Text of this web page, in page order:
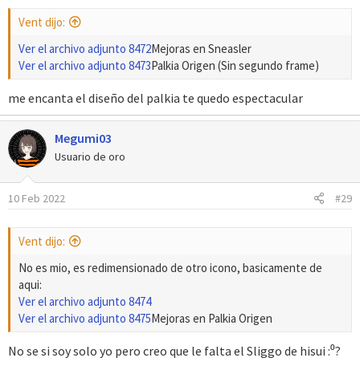
Vent dijo:
Ver el archivo adjunto 8472Mejoras en Sneasler
Ver el archivo adjunto 8473Palkia Origen (Sin segundo frame)
me encanta el diseño del palkia te quedo espectacular
Megumi03
Usuario de oro
10 Feb 2022 #29
Vent dijo:
No es mio, es redimensionado de otro icono, basicamente de
aqui:
Ver el archivo adjunto 8474
Ver el archivo adjunto 8475Mejoras en Palkia Origen
No se si soy solo yo pero creo que le falta el Sliggo de hisui :⁰?